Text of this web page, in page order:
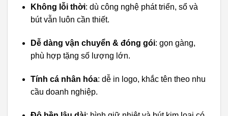
Không lỗi thời: dù công nghệ phát triển, sổ và
bút vẫn luôn cần thiết.
Dễ dàng vận chuyển & đóng gói: gọn gàng,
phù hợp tặng số lượng lớn.
Tính cá nhân hóa: dễ in logo, khắc tên theo nhu
cầu doanh nghiệp.